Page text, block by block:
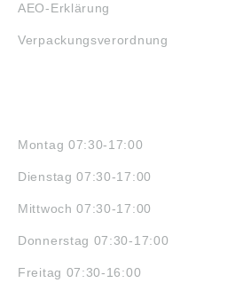
AEO-Erklärung
Verpackungsverordnung
Montag 07:30-17:00
Dienstag 07:30-17:00
Mittwoch 07:30-17:00
Donnerstag 07:30-17:00
Freitag 07:30-16:00